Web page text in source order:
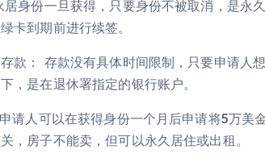
身份一旦获得，只要身份不被取消，是永
卡到期前进行续签。
款： 存款没有具体时间限制，只要申请人
，是在退休署指定的银行账户。
请人可以在获得身份一个月后申请将5万美
，房子不能卖，但可以永久居住或出租。